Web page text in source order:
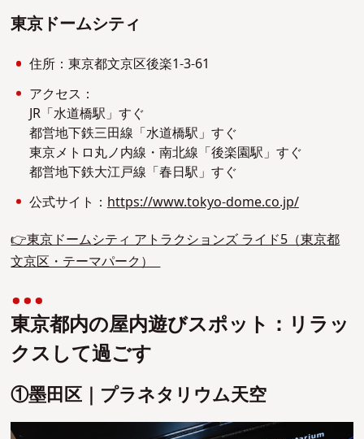
東京ドームシティ
住所：東京都文京区後楽1-3-61
アクセス：
JR「水道橋駅」すぐ
都営地下鉄三田線「水道橋駅」すぐ
東京メトロ丸ノ内線・南北線「後楽園駅」すぐ
都営地下鉄大江戸線「春日駅」すぐ
公式サイト： https://www.tokyo-dome.co.jp/
👉東京ドームシティ アトラクションズ ライド5（東京都
文京区・テーマパーク）
東京都内の屋内遊びスポット：リラッ
クスして過ごす
①墨田区｜プラネタリウム天空